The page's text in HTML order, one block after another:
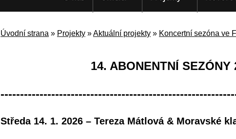
Úvodní strana » Projekty »Aktuální projekty » Koncertní sezóna ve
14. ABONENTNÍ
Středa 14. 1. 2026 – Tereza Mátlová & Moravské